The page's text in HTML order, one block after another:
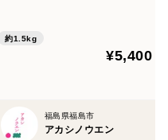
約1.5kg
¥5,400
福島県福島市
アカシノウエン